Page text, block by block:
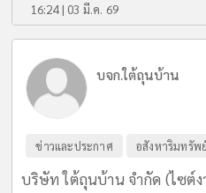
16:24 | 03 มี.ค. 69
บจก.ใต้ถุนบ้าน
ข่าวและประกาศ อสังหาริมทรัพ
บริษัท ใต้ถุนบ้าน จำกัด (ไซต์ง